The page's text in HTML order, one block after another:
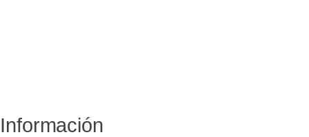
Información